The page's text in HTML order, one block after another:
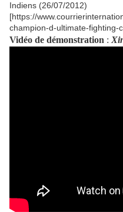
Indiens (26/07/2012)
[https://
champion-d-ultimate-fighting-
Vidéo de démonstration :